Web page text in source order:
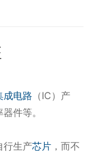
成电路 （IC）产
件等。
行生产芯片，而不